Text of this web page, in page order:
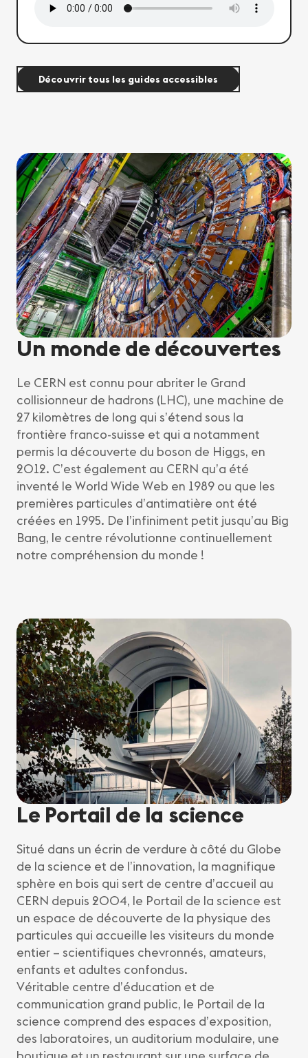
Découvrir tous les guides accessibles
Un monde de découvertes
Le CERN est connu pour abriter le Grand
collisionneur de hadrons (LHC), une machine de
27 kilomètres de long qui s’étend sous la
frontière franco-suisse et qui a notamment
permis la découverte du boson de Higgs, en
2012. C’est également au CERN qu’a été
inventé le World Wide Web en 1989 ou que les
premières particules d’antimatière ont été
créées en 1995. De l’infiniment petit jusqu’au Big
Bang, le centre révolutionne continuellement
notre compréhension du monde !
Le Portail de la science
Situé dans un écrin de verdure à côté du Globe
de la science et de l’innovation, la magnifique
sphère en bois qui sert de centre d’accueil au
CERN depuis 2004, le Portail de la science est
un espace de découverte de la physique des
particules qui accueille les visiteurs du monde
entier – scientifiques chevronnés, amateurs,
enfants et adultes confondus.
Véritable centre d’éducation et de
communication grand public, le Portail de la
science comprend des espaces d’exposition,
des laboratoires, un auditorium modulaire, une